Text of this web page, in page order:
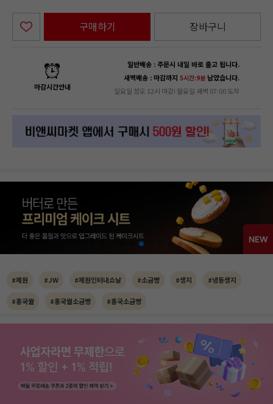
구매하기 장바구니
마감시간안내
일반배송 : 주문시 내일 바로 출고 됩니다.
새벽배송 : 마감까지 5시간:9분남았습니다.
일요일 정오 12시 마감! 월요일 새벽 07:00 도착
#제원 #JW #제원인터내쇼날 #소금빵 #생지 #냉동생지
#홍국쌀 #홍국쌀소금빵 #홍국소금빵